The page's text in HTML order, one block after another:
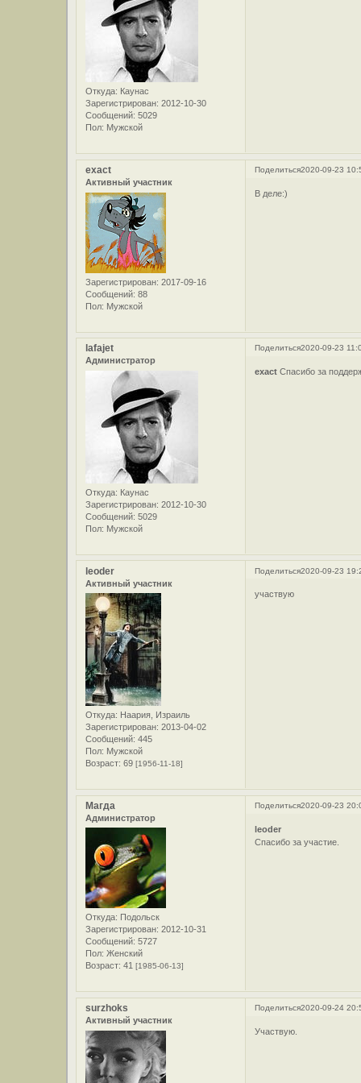
Откуда: Каунас
Зарегистрирован: 2012-10-30
Сообщений: 5029
Пол: Мужской
Поделиться2020-09-23
exact
Активный участник
Зарегистрирован: 2017-09-16
Сообщений: 88
Пол: Мужской
В деле:)
Поделиться2020-09-23
lafajet
Администратор
Откуда: Каунас
Зарегистрирован: 2012-10-30
Сообщений: 5029
Пол: Мужской
exact Спасибо за
Поделиться2020-09-23
leoder
Активный участник
Откуда: Наария, Израиль
Зарегистрирован: 2013-04-02
Сообщений: 445
Пол: Мужской
Возраст: 69[1956-11-18]
участвую
Поделиться2020-09-23
Магда
Администратор
Откуда: Подольск
Зарегистрирован: 2012-10-31
Сообщений: 5727
Пол: Женский
Возраст: 41[1985-06-13]
leoder
Спасибо за участие.
Поделиться2020-09-24
surzhoks
Активный участник
Участвую.